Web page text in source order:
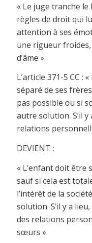
« Le juge tranche
règles de droit qui
attention à ses
une rigueur
d’âme ».
L’article 371-5 CC :
séparé de ses
pas possible ou si
autre solution. S’il
relations
DEVIENT :
« L’enfant doit être
sauf si cela est
l’intérêt de la
solution. S’il y a
des relations
sœurs ».